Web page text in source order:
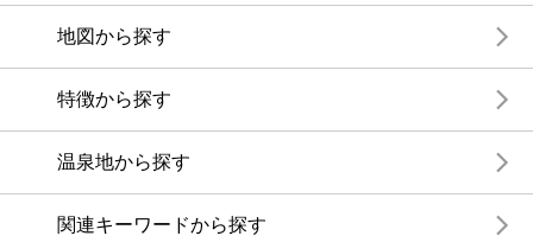
地図から探す
特徴から探す
温泉地から探す
関連キーワードから探す